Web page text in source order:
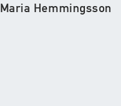
Maria Hemmingsson